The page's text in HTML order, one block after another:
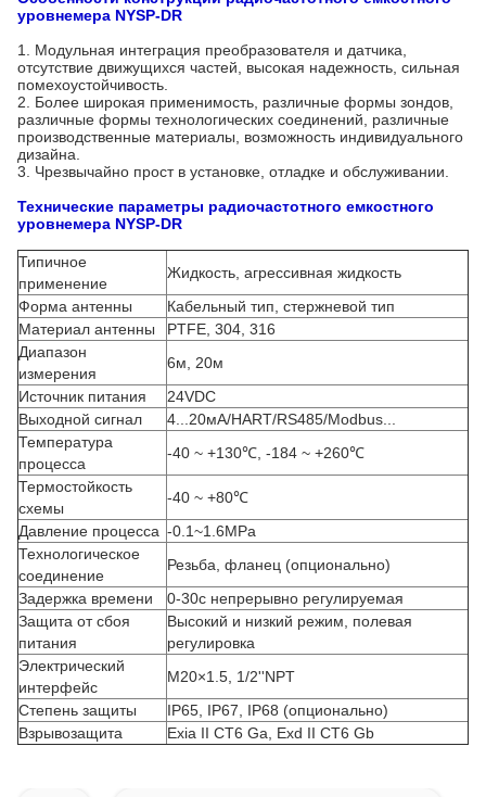
уровнемера NYSP-DR
1. Модульная интеграция преобразователя и датчика,
отсутствие движущихся частей, высокая надежность, сильная
помехоустойчивость.
2. Более широкая применимость, различные формы зондов,
различные формы технологических соединений, различные
производственные материалы, возможность индивидуального
дизайна.
3. Чрезвычайно прост в установке, отладке и обслуживании.
Технические параметры радиочастотного емкостного
уровнемера NYSP-DR
Типичное
применение
Жидкость, агрессивная жидкость
Форма антенны
Кабельный тип, стержневой тип
Материал антенны
PTFE, 304, 316
Диапазон
измерения
6м, 20м
Источник питания
24VDC
Выходной сигнал
4...20мА/HART/RS485/Modbus...
Температура
процесса
-40 ~ +130℃, -184 ~ +260℃
Термостойкость
схемы
-40 ~ +80℃
Давление процесса -0.1~1.6MPa
Технологическое
соединение
Резьба, фланец (опционально)
Задержка времени
0-30с непрерывно регулируемая
Защита от сбоя
питания
Высокий и низкий режим, полевая
регулировка
Электрический
интерфейс
M20×1.5, 1/2''NPT
Степень защиты
IP65, IP67, IP68 (опционально)
Взрывозащита
Exia II CT6 Ga, Exd II CT6 Gb